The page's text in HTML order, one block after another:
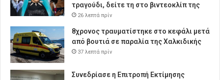
τραγούδι, δείτε τη στο βιντεοκλίπ της
26 λεπτά πρίν
8χρονος τραυματίστηκε στο κεφάλι μετά
από βουτιά σε παραλία της Χαλκιδικής
37 λεπτά πρίν
Συνεδρίασε η Επιτροπή Εκτίμησης